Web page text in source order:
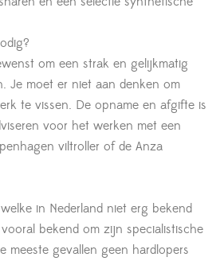
om een strak en gelijkmatig
Je moet er niet aan denken om
te vissen. De opname en afgifte is
voor het werken met een
viltroller of de Anza
in Nederland niet erg bekend
bekend om zijn specialistische
meeste gevallen geen hardlopers